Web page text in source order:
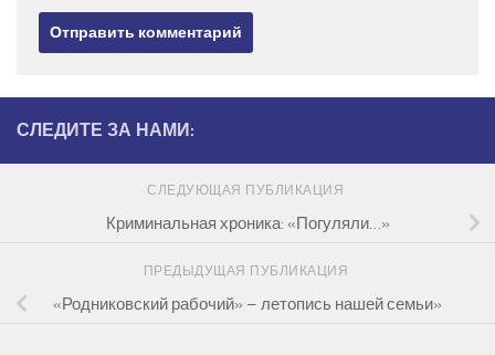
СЛЕДИТЕ ЗА НАМИ:
СЛЕДУЮЩАЯ ПУБЛИКАЦИЯ
Криминальная хроника: «Погуляли…»
ПРЕДЫДУЩАЯ ПУБЛИКАЦИЯ
«Родниковский рабочий» – летопись нашей семьи»